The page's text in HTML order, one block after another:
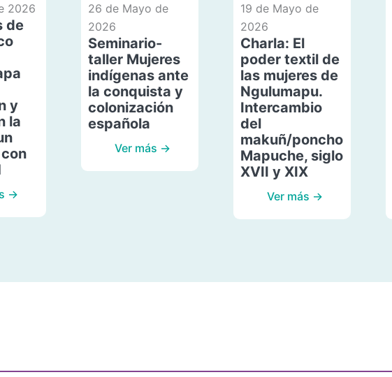
2026
de
y
la
→
26 de Mayo de
2026
Seminario-
taller Mujeres
indígenas ante
la conquista y
colonización
española
Ver más →
19 de Mayo de
2026
Charla: El
poder textil de
las mujeres de
Ngulumapu.
Intercambio
del
makuñ/poncho
Mapuche, siglo
XVII y XIX
Ver más →